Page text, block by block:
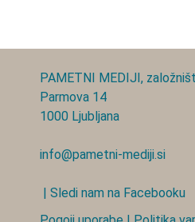
PAMETNI MEDIJI,
Parmova 14
1000 Ljubljana
info@pametni-mediji.si
| Sledi nam na Facebooku